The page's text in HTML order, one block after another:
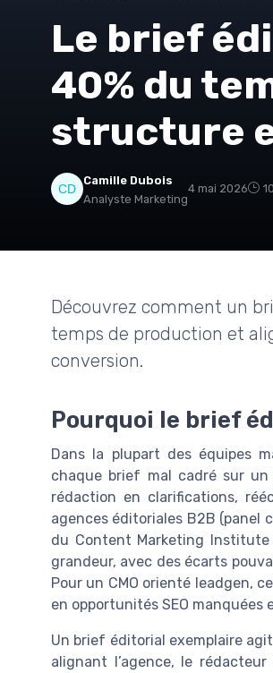
Le brief
40% du
structure
Camille Dubois
Analyste Marketing
4 mai 2026
Découvrez comment un
temps de production et
conversion.
Pourquoi le brief
Dans la plupart des équipes
chaque brief mal cadré sur
rédaction en clarifications,
agences éditoriales B2B (panel
du Content Marketing
grandeur, avec des écarts
Pour un CMO orienté leadgen,
en opportunités SEO manquées
Un brief éditorial exemplaire
alignant l’agence, le